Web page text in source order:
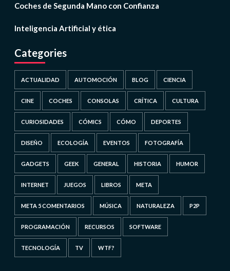
Coches de Segunda Mano con Confianza
Inteligencia Artificial y ética
Categories
ACTUALIDAD AUTOMOCIÓN BLOG CIENCIA
CINE COCHES CONSOLAS CRÍTICA CULTURA
CURIOSIDADES CÓMICS CÓMO DEPORTES
DISEÑO ECOLOGÍA EVENTOS FOTOGRAFÍA
GADGETS GEEK GENERAL HISTORIA HUMOR
INTERNET JUEGOS LIBROS META
META 5 COMENTARIOS MÚSICA NATURALEZA P2P
PROGRAMACIÓN RECURSOS SOFTWARE
TECNOLOGÍA TV WTF?